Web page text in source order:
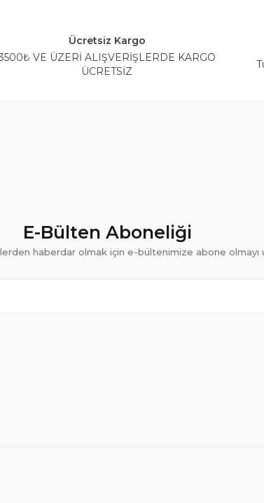
Ücretsiz Kargo
VE ÜZERİ ALIŞVERİŞLERDE KARGO
ÜCRETSİZ
E-Bülten Aboneliği
haberdar olmak için e-bültenimize abone olmayı